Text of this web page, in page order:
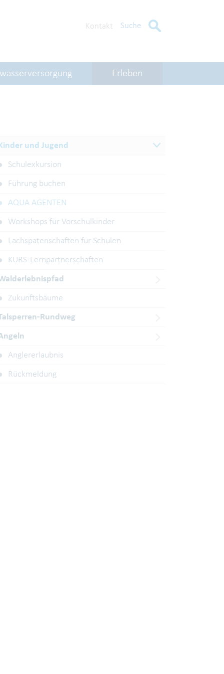
Erleben
Kontakt Suche
und Jugend
Schulexkursion
Führung buchen
AQUA AGENTEN
Workshops für Vorschulkinder
Lachspatenschaften für Schulen
KURS-Lernpartnerschaften
Zukunftsbäume
Rundweg
Anglererlaubnis
Rückmeldung